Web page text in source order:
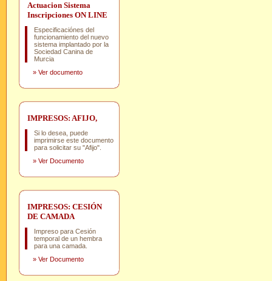
Actuacion Sistema
Inscripciones ON LINE
Especificaciónes del
funcionamiento del nuevo
sistema implantado por la
Sociedad Canina de
Murcia
» Ver documento
IMPRESOS: AFIJO,
Si lo desea, puede
imprimirse este documento
para solicitar su "Afijo".
» Ver Documento
IMPRESOS: CESIÓN
DE CAMADA
Impreso para Cesión
temporal de un hembra
para una camada.
» Ver Documento